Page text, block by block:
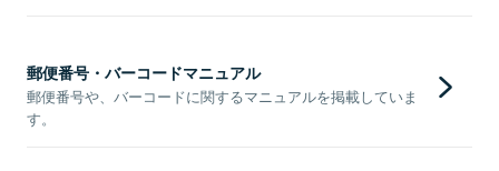
郵便番号・バーコードマニュアル
郵便番号や、バーコードに関するマニュアルを掲載していま
す。